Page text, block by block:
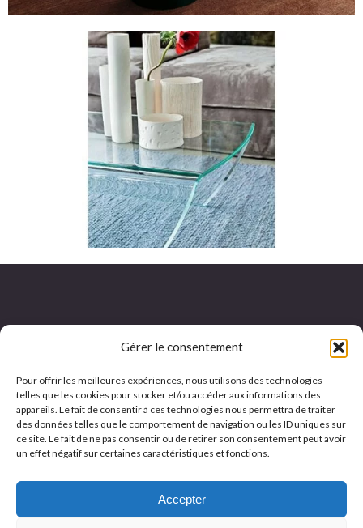
Gérer le consentement
Pour offrir les meilleures expériences, nous utilisons des technologies
telles que les cookies pour stocker et/ou accéder aux informations des
appareils. Le fait de consentir à ces technologies nous permettra de traiter
des données telles que le comportement de navigation ou les ID uniques sur
ce site. Le fait de ne pas consentir ou de retirer son consentement peut avoir
un effet négatif sur certaines caractéristiques et fonctions.
Accepter
8 rue de la Blanchisserie
PA La Blanchisserie
59510 HEM
Lundi - mardi - jeudi : 9h à 12h et 13h à 17h
Mercredi : 9h à 12h et 14h à 17h
Vendredi : 9h à 12h et 13h à 16h